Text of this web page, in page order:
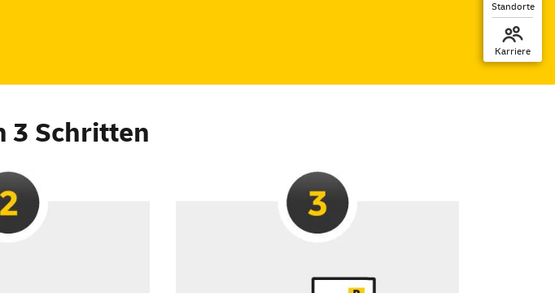
Standorte
Karriere
3 Schritten